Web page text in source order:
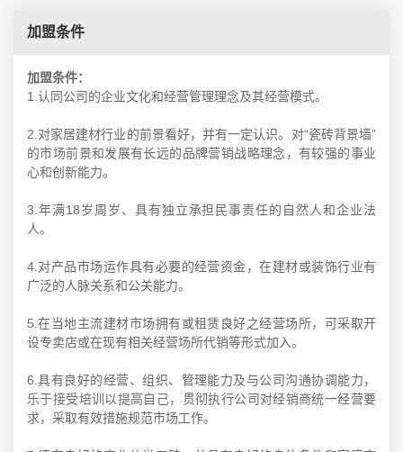
加盟条件
加盟条件：
1.认同公司的企业文化和经营管理理念及其经营模式。
2.对家居建材行业的前景看好，并有一定认识。对“瓷砖背景墙”
的市场前景和发展有长远的品牌营销战略理念，有较强的事业
心和创新能力。
3.年满18岁周岁、具有独立承担民事责任的自然人和企业法
人。
4.对产品市场运作具有必要的经营资金，在建材或装饰行业有
广泛的人脉关系和公关能力。
5.在当地主流建材市场拥有或租赁良好之经营场所，可采取开
设专卖店或在现有相关经营场所代销等形式加入。
6.具有良好的经营、组织、管理能力及与公司沟通协调能力，
乐于接受培训以提高自己，贯彻执行公司对经销商统一经营要
求，采取有效措施规范市场工作。